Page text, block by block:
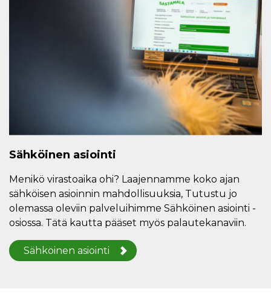
Sähköinen asiointi
Menikö virastoaika ohi? Laajennamme koko ajan
sähköisen asioinnin mahdollisuuksia, Tutustu jo
olemassa oleviin palveluihimme Sähköinen asiointi -
osiossa. Tätä kautta pääset myös palautekanaviin.
Sähköinen asiointi